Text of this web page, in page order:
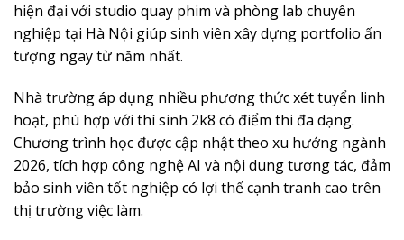
hiện đại với studio quay phim và phòng lab chuyên
nghiệp tại Hà Nội giúp sinh viên xây dựng portfolio ấn
tượng ngay từ năm nhất.
Nhà trường áp dụng nhiều phương thức xét tuyển linh
hoạt, phù hợp với thí sinh 2k8 có điểm thi đa dạng.
Chương trình học được cập nhật theo xu hướng ngành
2026, tích hợp công nghệ AI và nội dung tương tác, đảm
bảo sinh viên tốt nghiệp có lợi thế cạnh tranh cao trên
thị trường việc làm.